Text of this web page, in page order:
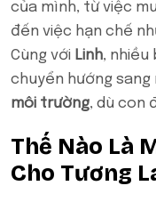
của mình, từ việc
đến việc hạn chế
Cùng với Linh, nhiều
chuyển hướng sang
môi trường, dù con
Thế Nào Là
Cho Tương